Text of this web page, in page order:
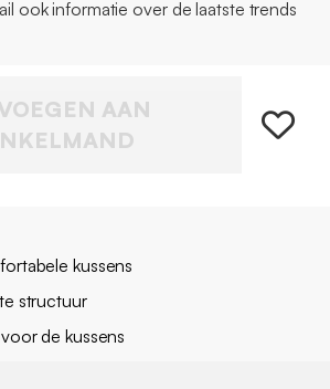
ook informatie over de laatste trends
AAN
kussens
structuur
de kussens